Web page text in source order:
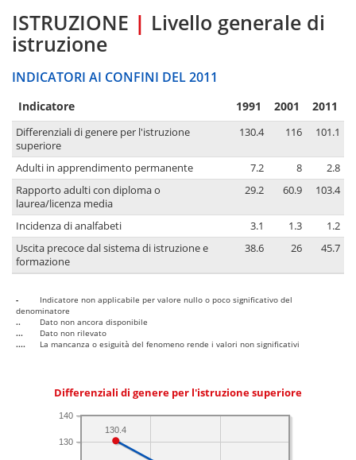
ISTRUZIONE | Livello generale di
istruzione
INDICATORI AI CONFINI DEL 2011
Indicatore 1991 2001 2011
Differenziali di genere per l'istruzione
superiore
130.4 116 101.1
Adulti in apprendimento permanente 7.2 8
2.8
Rapporto adulti con diploma o
laurea/licenza media
29.2 60.9 103.4
Incidenza di analfabeti 3.1 1.3
1.2
Uscita precoce dal sistema di istruzione e
formazione
38.6 26 45.7
-
Indicatore non applicabile per valore nullo o poco significativo del
denominatore
..
Dato non ancora disponibile
...
Dato non rilevato
....
La mancanza o esiguità del fenomeno rende i valori non significativi
Differenziali di genere per l'istruzione superiore
130
140
130.4